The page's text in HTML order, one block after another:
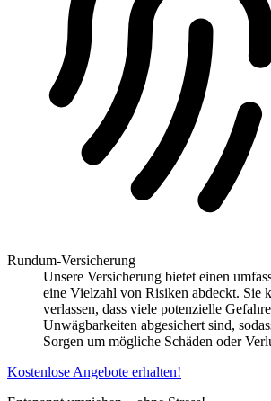
Rundum-Versicherung
Unsere Versicherung bietet einen
eine Vielzahl von Risiken abdeckt. Sie
verlassen, dass viele potenzielle
Unwägbarkeiten abgesichert sind,
Sorgen um mögliche Schäden oder
Kostenlose Angebote erhalten!